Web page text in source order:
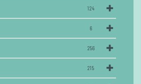
124
6
256
215